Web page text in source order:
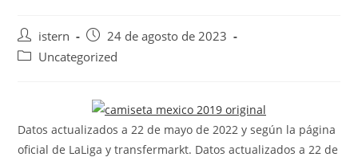
Autor
de
istern
Publicación
de
24 de agosto de 2023
Categoría
Uncategorized
Datos actualizados a 22 de mayo de 2022 y según la página
oficial de LaLiga y transfermarkt. Datos actualizados a 22 de